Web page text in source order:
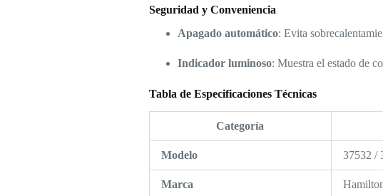
Seguridad y Conveniencia
Apagado automático: Evita
Indicador luminoso: Muestra el estado de
Tabla de Especificaciones Técnicas
Categoría
Modelo 37532 /
Marca